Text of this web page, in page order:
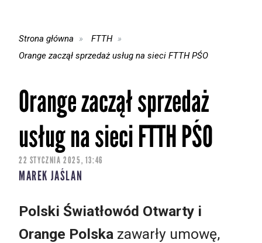
Strona główna
FTTH
Orange zaczął sprzedaż usług na sieci FTTH PŚO
Orange zaczął sprzedaż
usług na sieci FTTH PŚO
22 STYCZNIA 2025, 13:46
MAREK JAŚLAN
Polski Światłowód Otwarty i
Orange Polska zawarły umowę,